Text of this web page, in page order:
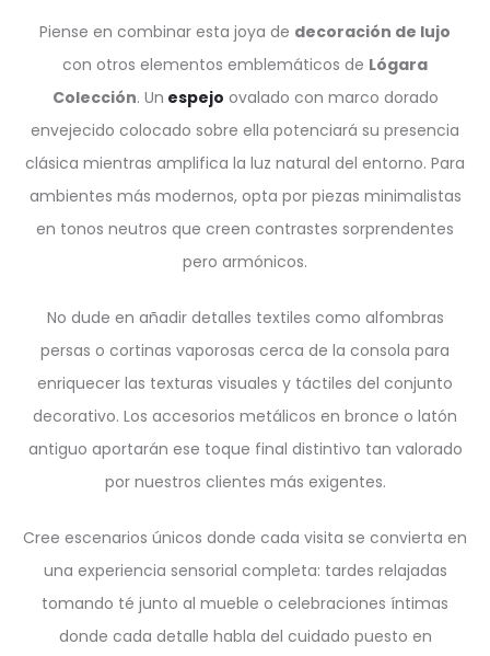
Piense en combinar esta joya de decoración de lujo
con otros elementos emblemáticos de Lógara
Colección. Un espejo ovalado con marco dorado
envejecido colocado sobre ella potenciará su presencia
clásica mientras amplifica la luz natural del entorno. Para
ambientes más modernos, opta por piezas minimalistas
en tonos neutros que creen contrastes sorprendentes
pero armónicos.
No dude en añadir detalles textiles como alfombras
persas o cortinas vaporosas cerca de la consola para
enriquecer las texturas visuales y táctiles del conjunto
decorativo. Los accesorios metálicos en bronce o latón
antiguo aportarán ese toque final distintivo tan valorado
por nuestros clientes más exigentes.
Cree escenarios únicos donde cada visita se convierta en
una experiencia sensorial completa: tardes relajadas
tomando té junto al mueble o celebraciones íntimas
donde cada detalle habla del cuidado puesto en